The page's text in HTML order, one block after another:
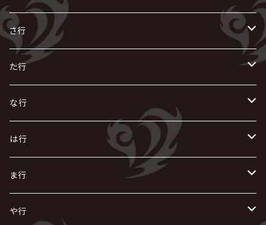
R指定
AIOLIN
浅葱 / ASAGI
い
IKUO
exist†trace
う
VIRGE / ヴァージュ
Waive
え
ACE OF SPADES
X JAPAN
お
AURORIZE
OFIAM
か
怪人二十面奏
Kαin
き
KISAKI
キズ
く
Crack6
グラビティ
け
[ kei ] / 圭
仮病
こ
GOATBED
さ行
さ
ザアザア
The THIRTEEN
し
Zeke Deux
Z CLEAR
す
Z CLEAR
超ジャシー
せ
ゼラ
そ
た行
た
DASEIN
DAIGO
ち
CHAQLA.
つ
て
な行
な
NIGHTMARE
NAZARE
に
NiEL
ぬ
は行
は
heidi.
ひ
ま行
ま
や行